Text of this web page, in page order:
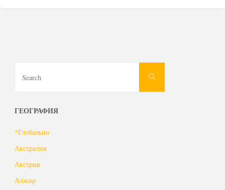
Search
ГЕОГРАФИЯ
*Глобально
Австралия
Австрия
Алжир